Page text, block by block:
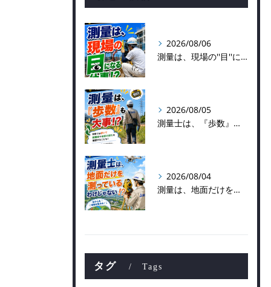
2026/08/06
測量は、現場の''目''になる仕事！？
2026/08/05
測量士は、『歩数』も大事！？
2026/08/04
測量は、地面だけを測っているわけじゃない！？👷📡
タグ Tags